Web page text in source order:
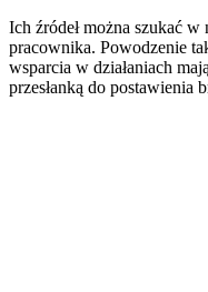
Ich źródeł można szukać
pracownika. Powodzenie
wsparcia w działaniach
przesłanką do postawienia